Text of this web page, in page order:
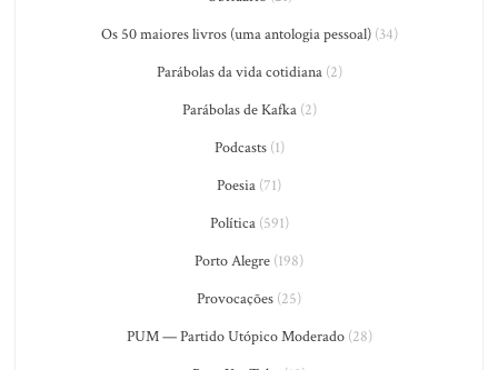
Os 50 maiores livros (uma antologia pessoal)(34)
Parábolas da vida cotidiana(2)
Parábolas de Kafka(2)
Podcasts(1)
Poesia (71)
Política(591)
Porto Alegre (198)
Provocações (25)
PUM — Partido Utópico Moderado(28)